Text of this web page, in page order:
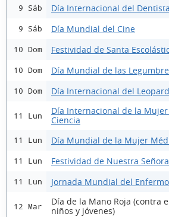
9 Sáb Día Internacional del Dentista
9 Sáb Día Mundial del Cine
10 Dom Festividad de Santa
10 Dom Día Mundial de las
10 Dom Día Internacional del
11 Lun
Día Internacional de la
Ciencia
11 Lun Día Mundial de la Mujer
11 Lun Festividad de Nuestra
11 Lun Jornada Mundial del Enfermo
12 Mar
Día de la Mano Roja (contra
niños y jóvenes)